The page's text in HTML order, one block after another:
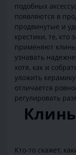
подобных
появляются в
продвинутые и
крестики, те, кто
применяют
узнавать
хотя, как и
уложить
отличается
регулировать
Кто-то скажет,